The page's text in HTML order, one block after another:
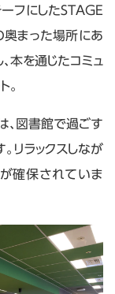
フにしたSTAGE
奥まった場所にあ
本を通じたコミュ
。
、図書館で過ごす
リラックスしなが
確保されていま